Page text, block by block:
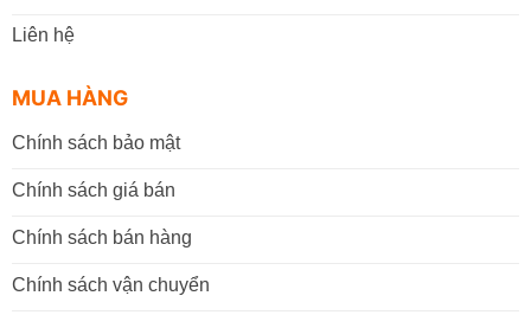
Liên hệ
MUA HÀNG
Chính sách bảo mật
Chính sách giá bán
Chính sách bán hàng
Chính sách vận chuyển